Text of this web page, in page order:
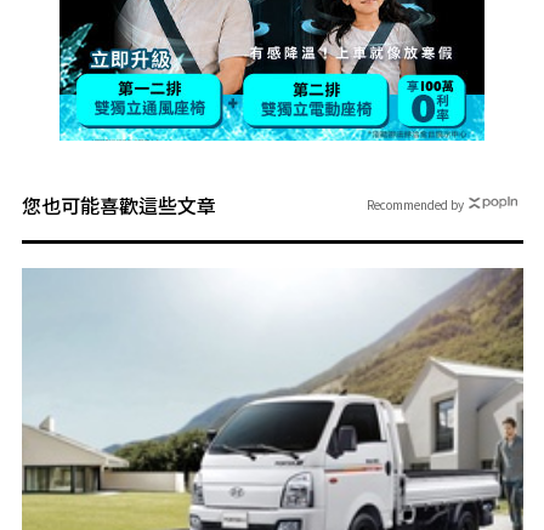
您也可能喜歡這些文章 Recommended by